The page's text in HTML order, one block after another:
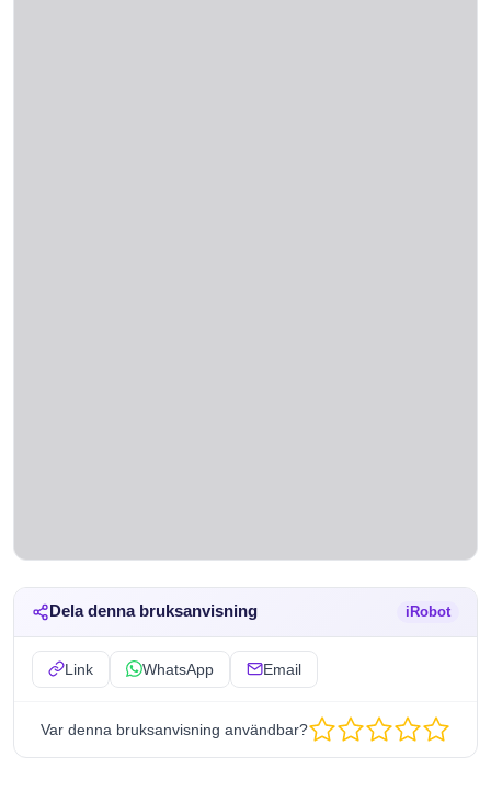
Dela denna bruksanvisning iRobot
Link WhatsApp Email
Var denna bruksanvisning användbar?